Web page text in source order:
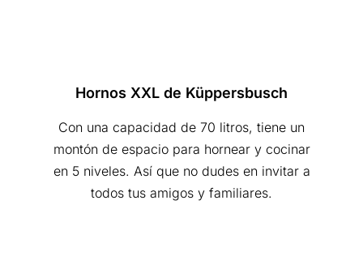
Hornos XXL de Küppersbusch
Con una capacidad de 70 litros, tiene un
montón de espacio para hornear y cocinar
en 5 niveles. Así que no dudes en invitar a
todos tus amigos y familiares.